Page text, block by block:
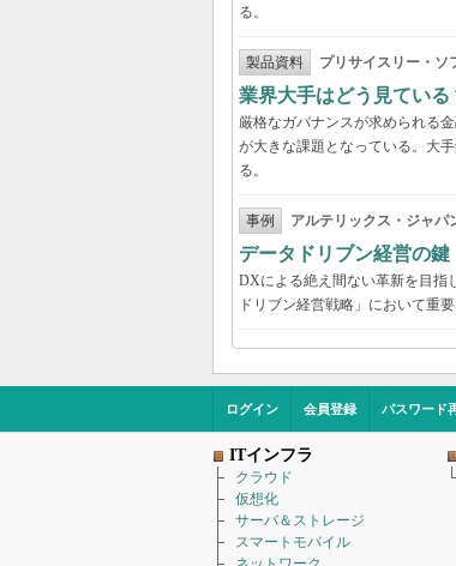
る。
製品資料 プリサイスリー・ソ
業界大手はどう見てい
厳格なガバナンスが求められる
が大きな課題となっている。大
る。
事例 アルテリックス・ジャパ
データドリブン経営の
DXによる絶え間ない革新を目指
ドリブン経営戦略」において重
ログイン 会員登録 パスワード
ITインフラ
クラウド
仮想化
サーバ＆ストレージ
スマートモバイル